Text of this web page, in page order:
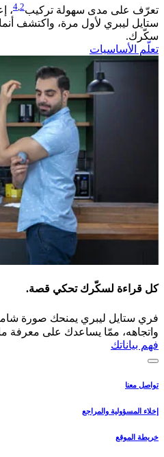
تعرّف على مدى سهولة تركيب 4 2
،
ستايل ليبري لأول مرة، واكتشف
سكّرك. ​
تعلّم الأساسيات
كل قراءة لسكّرك تحكي قصة.​
فري ستايل ليبري يمنحك صورة
واتجاهه، ممّا يساعدك على معرفة
فهم بياناتك
تواصل معنا
إخلاء المسؤولية والمراجع
خريطة الموقع